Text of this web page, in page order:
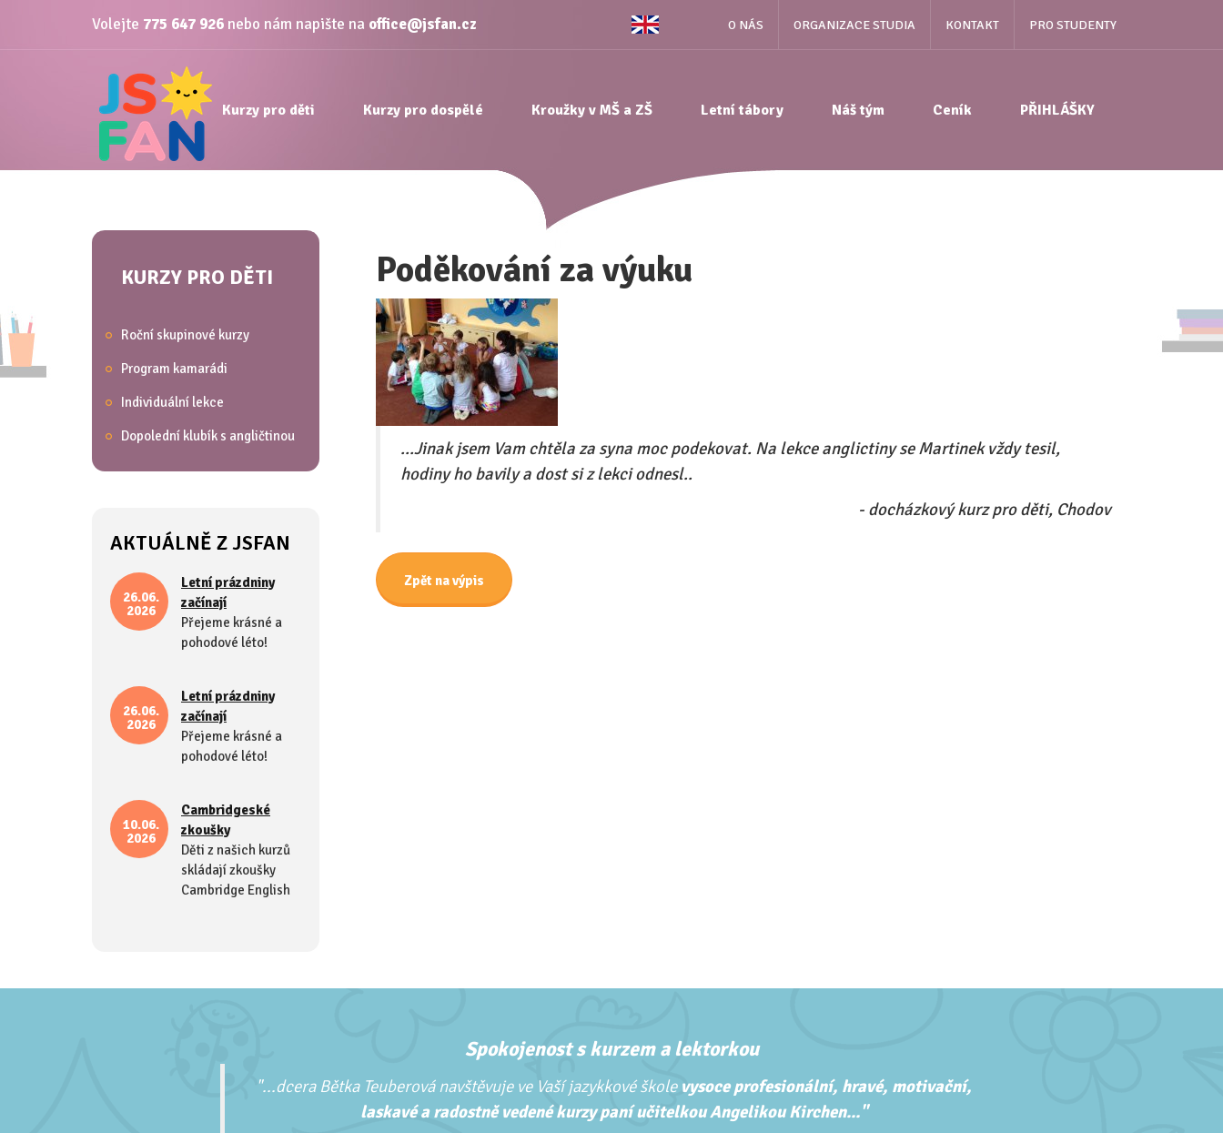
Volejte 775 647 926 nebo nám napište na office@jsfan.cz O NÁS ORGANIZACE STUDIA KONTAKT PRO STUDENTY
Kurzy pro děti Kurzy pro dospělé Kroužky v MŠ a ZŠ Letní tábory Náš tým Ceník PŘIHLÁŠKY
Poděkování za výuku
...Jinak jsem Vam chtěla za syna moc podekovat. Na lekce anglictiny se Martinek vždy tesil,
hodiny ho bavily a dost si z lekci odnesl..
- docházkový kurz pro děti, Chodov
Zpět na výpis
KURZY PRO DĚTI
Roční skupinové kurzy
Program kamarádi
Individuální lekce
Dopolední klubík s angličtinou
AKTUÁLNĚ Z JSFAN
26.06.
2026
Letní prázdniny
začínají
Přejeme krásné a
pohodové léto!
26.06.
2026
Letní prázdniny
začínají
Přejeme krásné a
pohodové léto!
10.06.
2026
Cambridgeské
zkoušky
Děti z našich kurzů
skládají zkoušky
Cambridge English
Spokojenost s kurzem a lektorkou
"...dcera Bětka Teuberová navštěvuje ve Vaší jazykkové škole vysoce profesionální, hravé, motivační,
laskavé a radostně vedené kurzy paní učitelkou Angelikou Kirchen..."